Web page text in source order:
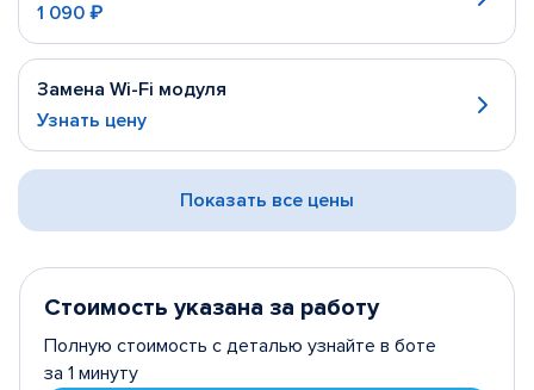
1 090 ₽
Замена Wi-Fi модуля
Узнать цену
Показать все цены
Стоимость указана за работу
Полную стоимость с деталью узнайте в боте
за 1 минуту